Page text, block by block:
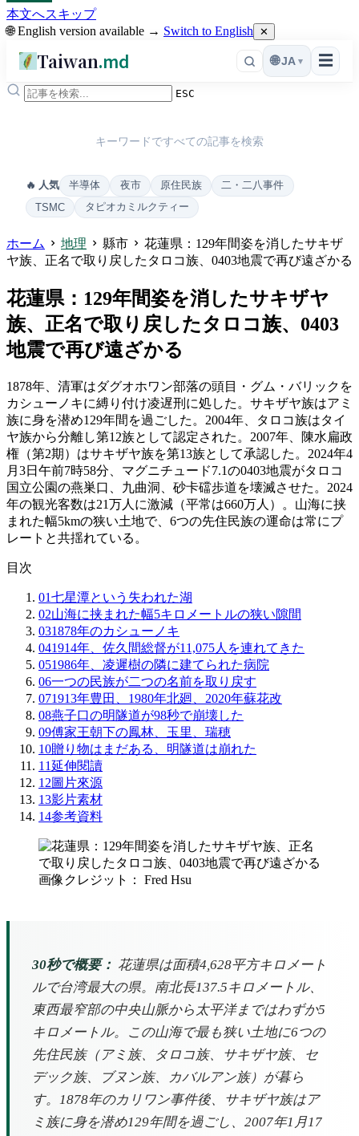
本文へスキップ
🌐 English version available → Switch to English ✕
Taiwan.md ☰
🌐 JA ▾
ESC
キーワードですべての記事を検索
🔥 人気 半導体 夜市 原住民族
二・二八事件
TSMC
タピオカミルクティー
ホーム 地理 縣市
花蓮県：129年間姿を消したサキザ
ヤ族、正名で取り戻したタロコ族、0403地震で再び遠ざかる
花蓮県：129年間姿を消したサキザヤ
族、正名で取り戻したタロコ族、0403
地震で再び遠ざかる
1878年、清軍はダグオホワン部落の頭目・グム・バリックを
カシューノキに縛り付け凌遅刑に処した。サキザヤ族はアミ
族に身を潜め129年間を過ごした。2004年、タロコ族はタイ
ヤ族から分離し第12族として認定された。2007年、陳水扁政
権（第2期）はサキザヤ族を第13族として承認した。2024年4
月3日午前7時58分、マグニチュード7.1の0403地震がタロコ
国立公園の燕巣口、九曲洞、砂卡礑歩道を壊滅させた。2024
年の観光客数は21万人に激減（平常は660万人）。山海に挟
まれた幅5kmの狭い土地で、6つの先住民族の運命は常にプ
レートと共揺れている。
目次
01七星潭という失われた湖
02山海に挟まれた幅5キロメートルの狭い隙間
031878年のカシューノキ
041914年、佐久間総督が11,075人を連れてきた
051986年、凌遲樹の隣に建てられた病院
06一つの民族が二つの名前を取り戻す
071913年豊田、1980年北廻、2020年蘇花改
08燕子口の明隧道が98秒で崩壊した
09傅家王朝下の鳳林、玉里、瑞穂
10贈り物はまだある、明隧道は崩れた
11延伸閱讀
12圖片來源
13影片素材
14参考資料
画像クレジット： Fred Hsu
30秒で概要： 花蓮県は面積4,628平方キロメート
ルで台湾最大の県。南北長137.5キロメートル、
東西最窄部の中央山脈から太平洋まではわずか5
キロメートル。この山海で最も狭い土地に6つの
先住民族（アミ族、タロコ族、サキザヤ族、セ
デック族、ブヌン族、カバルアン族）が暮ら
す。1878年のカリワン事件後、サキザヤ族はア
ミ族に身を潜め129年間を過ごし、2007年1月17